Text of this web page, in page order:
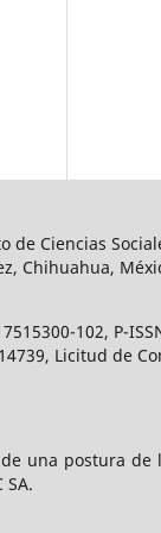
Ciencias
Chihuahua,
102, P-
Licitud de
una postura de